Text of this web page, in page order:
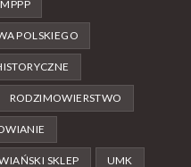
MPPP
POLSKIEGO
RODZIMOWIERSTWO
SKLEP UMK